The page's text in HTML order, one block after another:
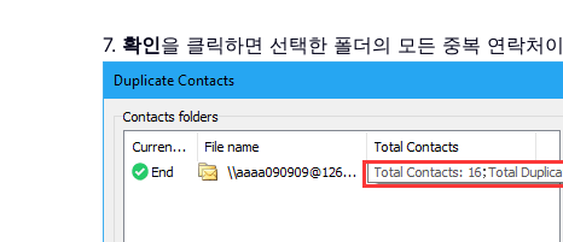
7. 확인을 클릭하면 선택한 폴더의 모든 중복 연락처이